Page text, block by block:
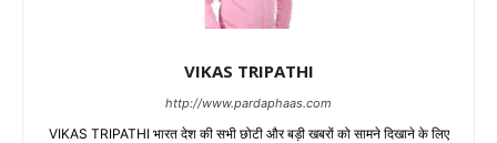
VIKAS TRIPATHI
http://www.pardaphaas.com
VIKAS TRIPATHI भारत देश की सभी छोटी और बड़ी खबरों को सामने दिखाने के लिए